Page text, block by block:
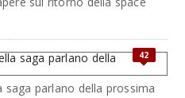
42
saga parlano della prossima